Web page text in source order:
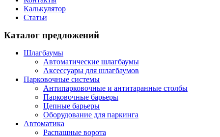
Калькулятор
Статьи
Каталог предложений
Шлагбаумы
Автоматические шлагбаумы
Аксессуары для шлагбаумов
Парковочные системы
Антипарковочные и антитаранные столбы
Парковочные барьеры
Цепные барьеры
Оборудование для паркинга
Автоматика
Распашные ворота